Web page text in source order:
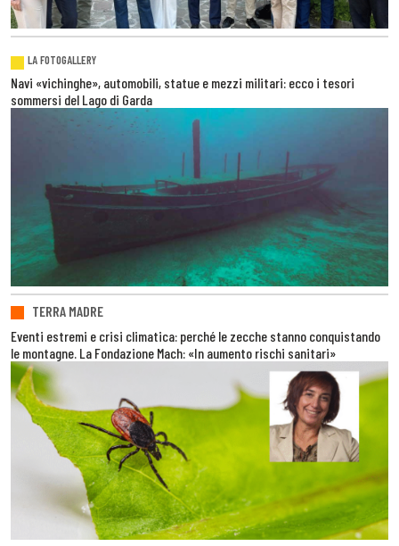
LA FOTOGALLERY
Navi «vichinghe», automobili, statue e mezzi militari: ecco i tesori
sommersi del Lago di Garda
TERRA MADRE
Eventi estremi e crisi climatica: perché le zecche stanno conquistando
le montagne. La Fondazione Mach: «In aumento rischi sanitari»